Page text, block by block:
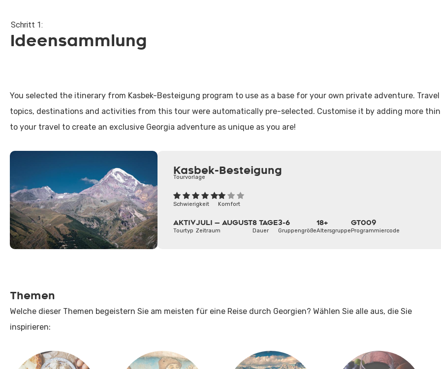
Schritt 1:
Ideensammlung
You selected the itinerary from Kasbek-Besteigung program to use as a base for your own private adventure. Travel
topics, destinations and activities from this tour were automatically pre-selected. Customise it by adding more
to your travel to create an exclusive Georgia adventure as unique as you are!
Kasbek-Besteigung
Tourvorlage
Schwierigkeit Komfort
AKTIV
Tourtyp
JULI — AUGUST
Zeitraum
8 TAGE
Dauer
3-6
Gruppengröße
18+
Altersgruppe
GT009
Programmiercode
Themen
Welche dieser Themen begeistern Sie am meisten für eine Reise durch Georgien? Wählen Sie alle aus, die Sie
inspirieren: